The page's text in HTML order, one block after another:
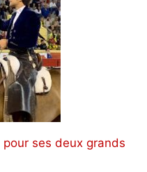
ses deux grands